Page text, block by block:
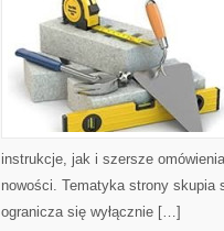
instrukcje, jak i szersze
nowości. Tematyka strony skupia
ogranicza się wyłącznie […]